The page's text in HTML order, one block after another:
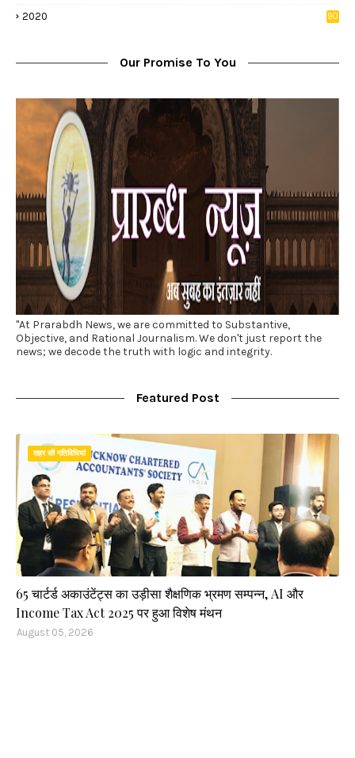
2020
90
Our Promise To You
"At Prarabdh News, we are committed to Substantive,
Objective, and Rational Journalism. We don't just report the
news; we decode the truth with logic and integrity.
Featured Post
शहर की गतिविधियां
65 चार्टर्ड अकाउंटेंट्स का उड़ीसा शैक्षणिक भ्रमण सम्पन्न, AI और
Income Tax Act 2025 पर हुआ विशेष मंथन
August 05, 2026